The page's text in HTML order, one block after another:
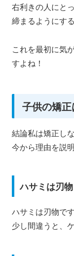
右利きの人にと
締まるようにす
これを最初に気
すよね！
子供の矯正
結論私は矯正し
今から理由を説
ハサミは刃物
ハサミは刃物です
少し間違うと、